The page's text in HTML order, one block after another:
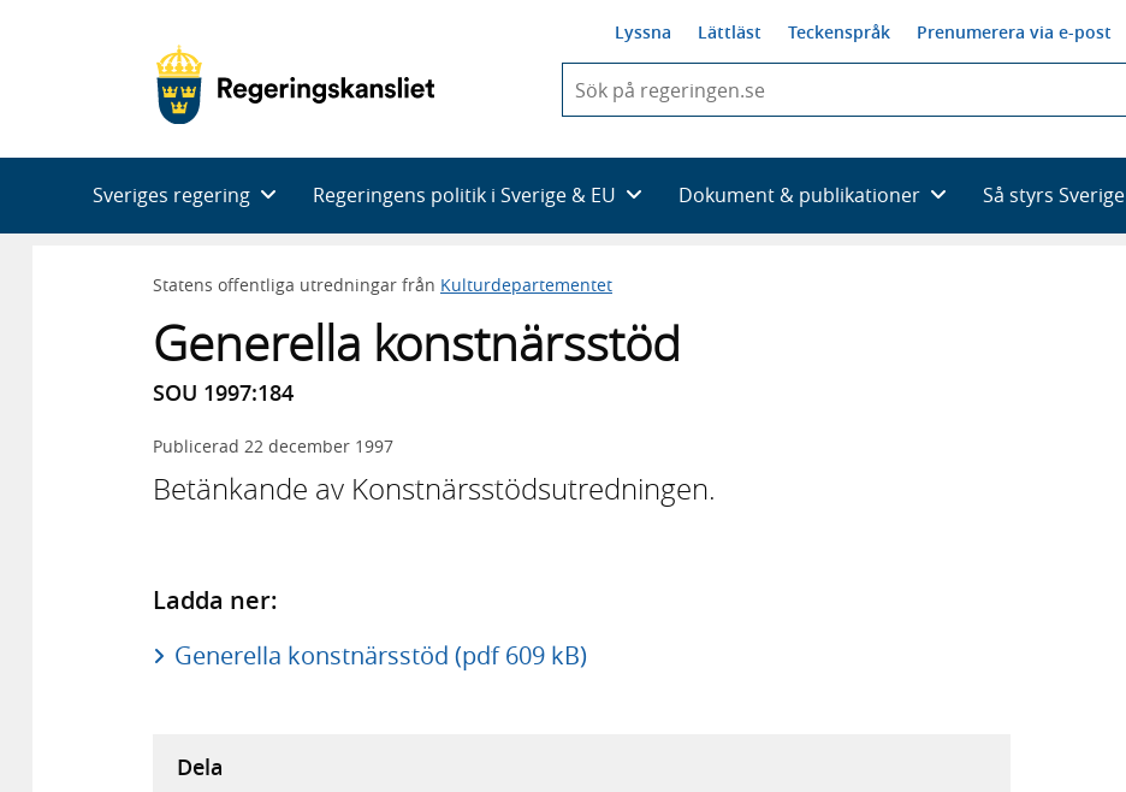
Lyssna Lättläst Teckenspråk Prenumerera via e-post
du
skriva
framträder
en
med
Sveriges regering Regeringens politik i Sverige & EU Dokument & publikationer Så styrs Sverige
Statens offentliga utredningar från Kulturdepartementet
Generella konstnärsstöd
SOU 1997:184
Publicerad 22 december 1997
Betänkande av Konstnärsstödsutredningen.
Ladda ner:
Generella konstnärsstöd (pdf 609 kB)
Dela